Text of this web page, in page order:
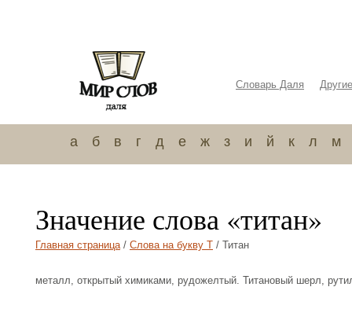
Словарь Даля
а б в г д е ж з и й к л м
Значение слова «титан»
Главная страница/ Слова на букву Т / Титан
металл, открытый химиками, рудожелтый. Титановый шерл,